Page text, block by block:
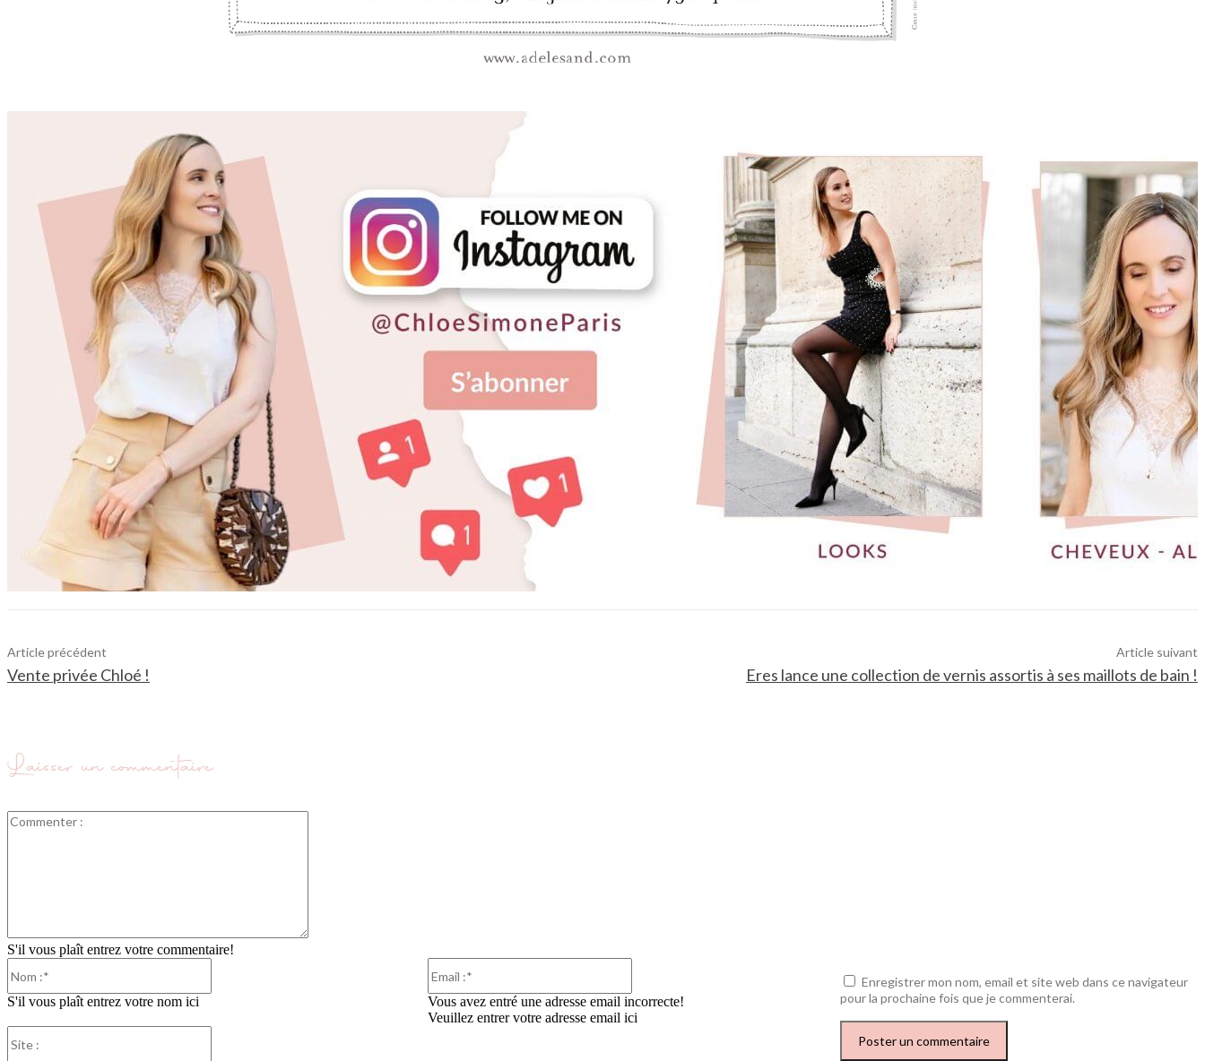
Article précédent
Vente privée Chloé !
Article suivant
Eres lance une collection de vernis assortis à ses maillots de bain !
Laisser un commentaire
S'il vous plaît entrez votre commentaire!
S'il vous plaît entrez votre nom ici
Vous avez entré une adresse email incorrecte!
Veuillez entrer votre adresse email ici
Enregistrer mon nom, email et site web dans ce navigateur
pour la prochaine fois que je commenterai.